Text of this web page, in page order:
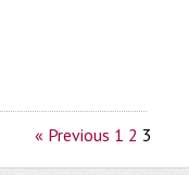
« Previous 1 2 3